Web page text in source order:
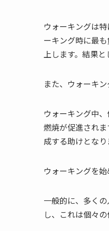
ウォーキングは
ーキング時に最
上します。結果
また、ウォーキ
ウォーキング中
燃焼が促進され
成する助けとなり
ウォーキングを
一般的に、多く
し、これは個々